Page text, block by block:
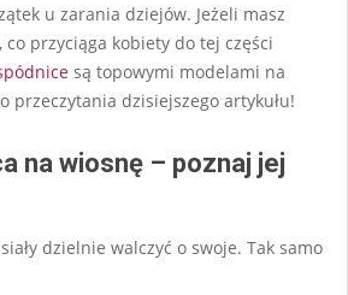
u zarania dziejów. Jeżeli masz
przyciąga kobiety do tej części
są topowymi modelami na
przeczytania dzisiejszego artykułu!
na wiosnę – poznaj jej
dzielnie walczyć o swoje. Tak samo